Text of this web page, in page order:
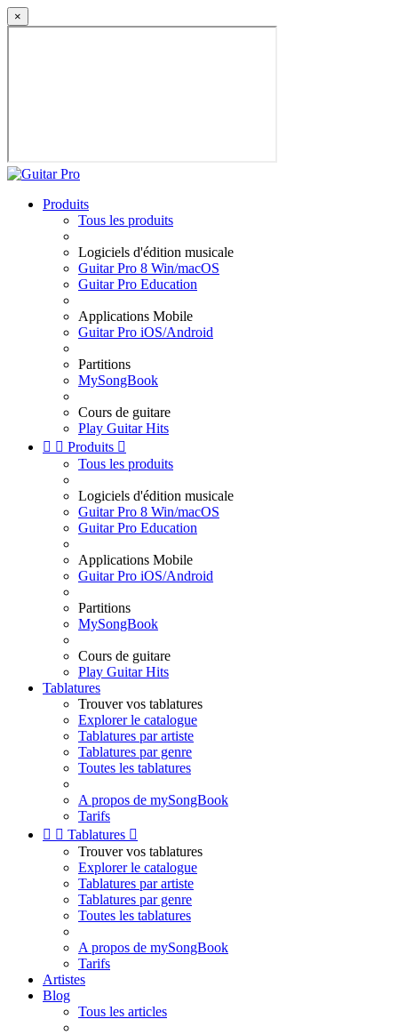
×
Produits
Tous les produits
Logiciels d'édition musicale
Guitar Pro 8 Win/macOS
Guitar Pro Education
Applications Mobile
Guitar Pro iOS/Android
Partitions
MySongBook
Cours de guitare
Play Guitar Hits
  Produits 
Tous les produits
Logiciels d'édition musicale
Guitar Pro 8 Win/macOS
Guitar Pro Education
Applications Mobile
Guitar Pro iOS/Android
Partitions
MySongBook
Cours de guitare
Play Guitar Hits
Tablatures
Trouver vos tablatures
Explorer le catalogue
Tablatures par artiste
Tablatures par genre
Toutes les tablatures
A propos de mySongBook
Tarifs
  Tablatures 
Trouver vos tablatures
Explorer le catalogue
Tablatures par artiste
Tablatures par genre
Toutes les tablatures
A propos de mySongBook
Tarifs
Artistes
Blog
Tous les articles